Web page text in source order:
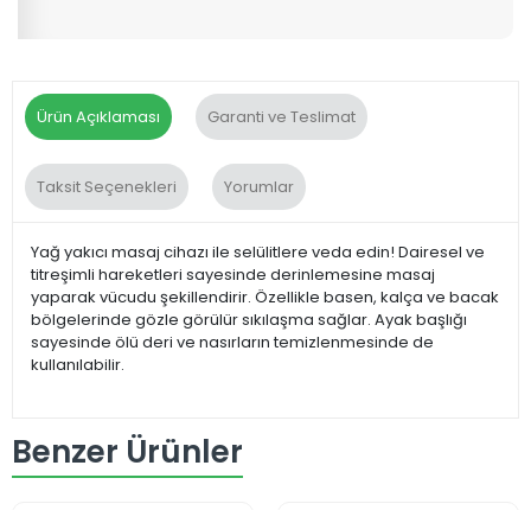
Ürün Açıklaması Garanti ve Teslimat
Taksit Seçenekleri Yorumlar
Yağ yakıcı masaj cihazı ile selülitlere veda edin! Dairesel ve
titreşimli hareketleri sayesinde derinlemesine masaj
yaparak vücudu şekillendirir. Özellikle basen, kalça ve bacak
bölgelerinde gözle görülür sıkılaşma sağlar. Ayak başlığı
sayesinde ölü deri ve nasırların temizlenmesinde de
kullanılabilir.
Benzer Ürünler